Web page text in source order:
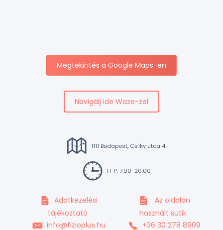
Megtekintés a Google Maps-en
Navigálj ide Waze-zel
1111 Budapest, Csíky utca 4.
H-P: 7:00-20:00
Adatkezelési
tájékoztató
Az oldalon
használt sütik
info@fizioplus.hu
+36 30 278 8909